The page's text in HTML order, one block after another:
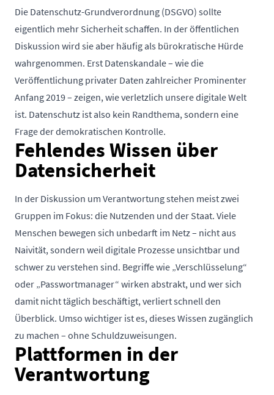
Die Datenschutz-Grundverordnung (DSGVO) sollte
eigentlich mehr Sicherheit schaffen. In der öffentlichen
Diskussion wird sie aber häufig als bürokratische Hürde
wahrgenommen. Erst Datenskandale – wie die
Veröffentlichung privater Daten zahlreicher Prominenter
Anfang 2019 – zeigen, wie verletzlich unsere digitale Welt
ist. Datenschutz ist also kein Randthema, sondern eine
Frage der demokratischen Kontrolle.
Fehlendes Wissen über
Datensicherheit
In der Diskussion um Verantwortung stehen meist zwei
Gruppen im Fokus: die Nutzenden und der Staat. Viele
Menschen bewegen sich unbedarft im Netz – nicht aus
Naivität, sondern weil digitale Prozesse unsichtbar und
schwer zu verstehen sind. Begriffe wie „Verschlüsselung“
oder „Passwortmanager“ wirken abstrakt, und wer sich
damit nicht täglich beschäftigt, verliert schnell den
Überblick. Umso wichtiger ist es, dieses Wissen zugänglich
zu machen – ohne Schuldzuweisungen.
Plattformen in der
Verantwortung